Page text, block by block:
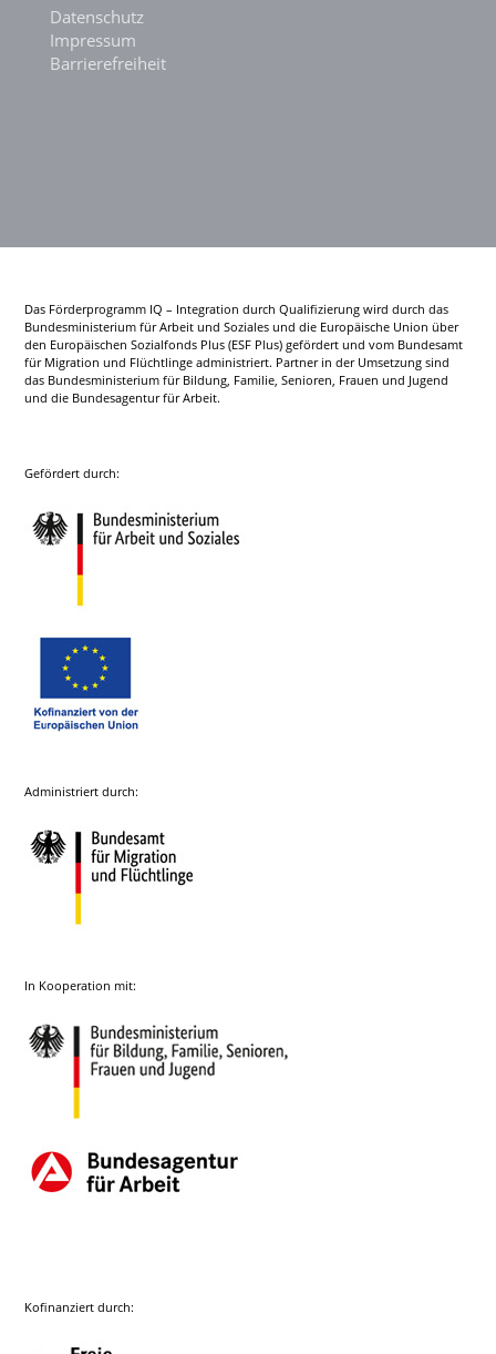
Datenschutz
Impressum
Barrierefreiheit
Das Förderprogramm IQ – Integration durch Qualifizierung wird durch das
Bundesministerium für Arbeit und Soziales und die Europäische Union über
den Europäischen Sozialfonds Plus (ESF Plus) gefördert und vom Bundesamt
für Migration und Flüchtlinge administriert. Partner in der Umsetzung sind
das Bundesministerium für Bildung, Familie, Senioren, Frauen und Jugend
und die Bundesagentur für Arbeit.
Gefördert durch:
Administriert durch:
In Kooperation mit:
Kofinanziert durch: